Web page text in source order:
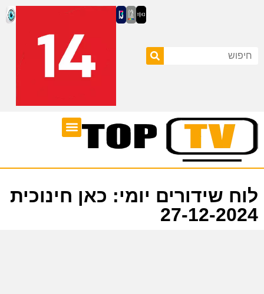
לוח שידורים יומי: כאן חינוכית
27-12-2024